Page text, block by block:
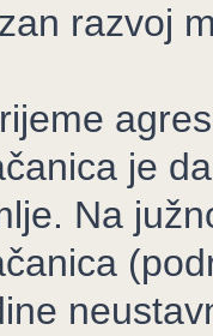
razvoj
je
Na